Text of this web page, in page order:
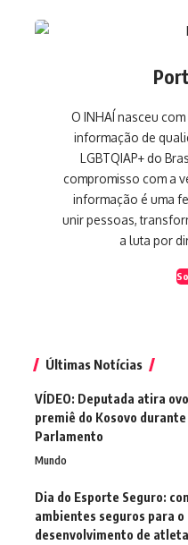
O INHAÍ nasceu
informação de
LGBTQIAP+ do
compromisso com a
informação é uma
unir pessoas,
a luta por
Últimas Notícias
VÍDEO: Deputada atira
premiê do Kosovo durante
Parlamento
Mundo
Dia do Esporte Seguro:
ambientes seguros para o
desenvolvimento de